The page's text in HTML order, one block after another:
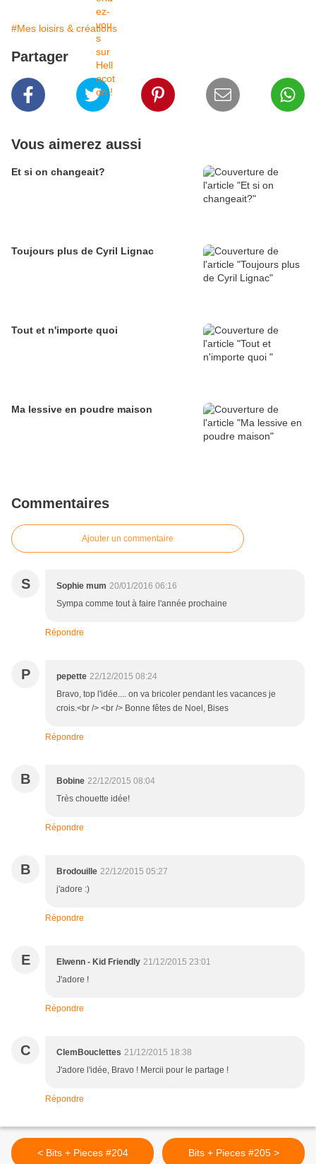
#Mes loisirs & créations
Partager
Vous aimerez aussi
Et si on changeait?
Toujours plus de Cyril Lignac
Tout et n'importe quoi
Ma lessive en poudre maison
Commentaires
Ajouter un commentaire
S Sophie mum 20/01/2016 06:16
Sympa comme tout à faire l'année prochaine
Répondre
P pepette 22/12/2015 08:24
Bravo, top l'idée.... on va bricoler pendant les vacances je
crois.<br /> <br /> Bonne fêtes de Noel, Bises
Répondre
B Bobine 22/12/2015 08:04
Très chouette idée!
Répondre
B Brodouille 22/12/2015 05:27
j'adore :)
Répondre
E Elwenn - Kid Friendly 21/12/2015 23:01
J'adore !
Répondre
C ClemBouclettes 21/12/2015 18:38
J'adore l'idée, Bravo ! Mercii pour le partage !
Répondre
< Bits + Pieces #204 Bits + Pieces #205 >